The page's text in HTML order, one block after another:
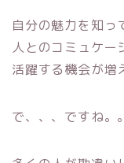
自分の魅力を知っ
人とのコミュケー
活躍する機会が
で、、、ですね。。